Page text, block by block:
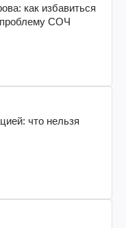
как избавиться
проблему СОЧ
что нельзя